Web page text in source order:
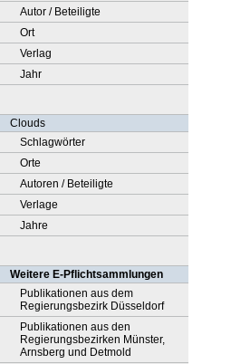
Autor / Beteiligte
Ort
Verlag
Jahr
Clouds
Schlagwörter
Orte
Autoren / Beteiligte
Verlage
Jahre
Weitere E-Pflichtsammlungen
Publikationen aus dem
Regierungsbezirk Düsseldorf
Publikationen aus den
Regierungsbezirken Münster,
Arnsberg und Detmold